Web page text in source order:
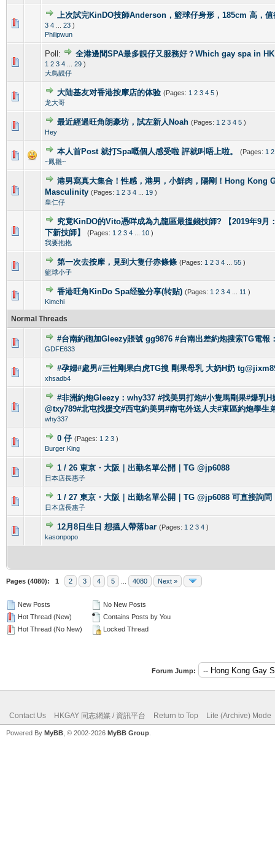
上次試完KinDO技師Anderson，籃球仔身形，185cm 高，
3 4 23 )
Philipwun
Poll: 全港邊間SPA最多靚仔又服務好？Which gay spa in
1 2 3 4 29 )
大鳥靚仔
大陆基友对香港按摩店的体验 (Pages: 1 2 3 4 5 )
龙大哥
1 Vote(s) - 5 out of 5 in Average
12345
最近經過旺角朗豪坊，試左新人Noah (Pages: 1 2 3 4 5 )
Hey
1 Vote(s) - 5 out of 5 in Average
1 2345
本人首Post 就打Spa嘅個人感受啦 評就叫唔上啦。 (Pages: 1 2
~鳳雛~
1 Vote(s) - 5 out of 5 in Average
12345
港男寫真大集合！性感，港男，小鮮肉，陽剛！Hong Kong
Masculinity (Pages: 1 2 3 4 19 )
皇仁仔
2 Vote(s) - 4 out of 5 in Average
1 45
究竟KinDO的Vito憑咩成為九龍區最搵錢技師? 【2019年9月
下新技師】
(Pages: 1 2 3 4 10 )
我要抱抱
0 Vote(s) - 0 out of 5 in Average
1 34 5
第一次去按摩，見到大隻仔赤條條 (Pages: 1 2 3 4 55 )
籃球小子
0 Vote(s) - 0 out of 5 in Average
12345
香港旺角KinDo Spa经验分享(转贴) (Pages: 1 2 3 4 11 )
Kimchi
0 Vote(s) - 0 out of 5 in Average
12345
Normal Threads
#台南約砲加Gleezy賬號 gg9876 #台南出差約炮搜索TG電報
GDFE633
0 Vote(s) - 0 out of 5 in Average
12345
#孕婦#處男#三性剛果白虎TG搜 剛果母乳 大奶H奶
xhsadb4
0 Vote(s) - 0 out of 5 in Average
1234 5
#非洲約炮Gleezy：why337 #找美男打炮#小隻馬剛果#爆乳H
@txy789#北屯找援交#西屯約美男#南屯外送人夫#東區約炮學生
why337
0 Vote(s) - 0 out of 5 in Average
12345
0 仔 (Pages: 1 2 3 )
Burger King
0 Vote(s) - 0 out of 5 in Average
1 / 26 東京・大阪｜出勤名單公開｜TG @jp6088
日本店長惠子
0 Vote(s) - 0 out of 5 in Average
12345
1 / 27 東京・大阪｜出勤名單公開｜TG @jp6088 可直接詢問
日本店長惠子
0 Vote(s) - 0 out of 5 in Average
12345
12月8日生日 想搵人帶落bar (Pages: 1 2 3 4 )
kasonpopo
0 Vote(s) - 0 out of 5 in Average
12345
Pages (4080): 1 2 3 4 5 4080 Next »
New Posts
Hot Thread (New)
Hot Thread (No New)
No New Posts
Contains Posts by You
Locked Thread
Forum Jump:
Contact Us HKGAY 同志網媒 / 資訊平台 Return to Top Lite (Archive) Mode
Powered By MyBB , © 2002-2026 MyBB Group